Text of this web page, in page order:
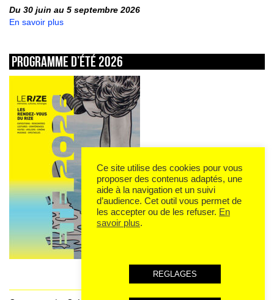
Du 30 juin au 5 septembre 2026
En savoir plus
Programme d’été 2026
Ce site utilise des cookies pour vous
proposer des contenus adaptés, une
aide à la navigation et un suivi
d’audience. Cet outil vous permet de
les accepter ou de les refuser. En
savoir plus.
REGLAGES